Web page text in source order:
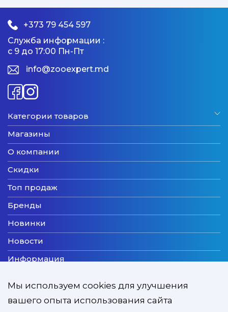
+373 79 454 597
Служба информации :
с 9 до 17:00 Пн-Пт
info@zooexpert.md
Категории товаров
Магазины
О компании
Скидки
Топ продаж
Бренды
Новинки
Новости
Информация
Мы используем cookies для улучшения
вашего опыта использования сайта